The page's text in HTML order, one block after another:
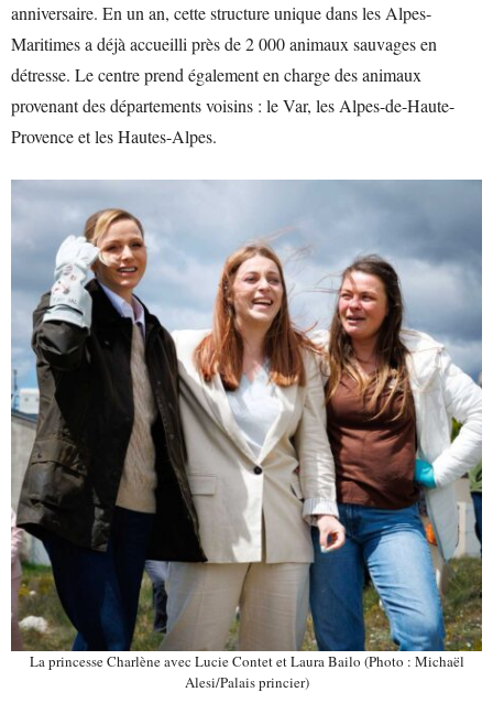
anniversaire. En un an, cette structure unique dans les Alpes-
Maritimes a déjà accueilli près de 2 000 animaux sauvages en
détresse. Le centre prend également en charge des animaux
provenant des départements voisins : le Var, les Alpes-de-Haute-
Provence et les Hautes-Alpes.
La princesse Charlène avec Lucie Contet et Laura Bailo (Photo : Michaël
Alesi/Palais princier)